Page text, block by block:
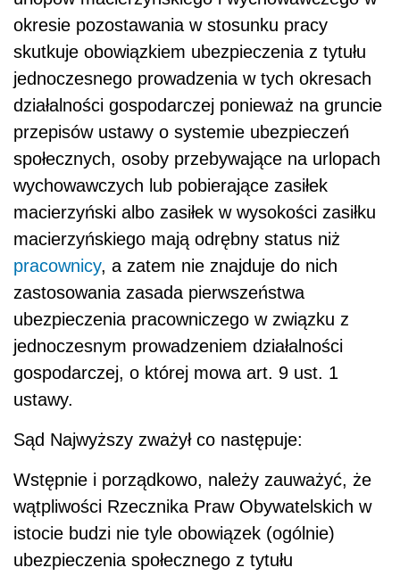
okresie pozostawania w stosunku pracy
skutkuje obowiązkiem ubezpieczenia z tytułu
jednoczesnego prowadzenia w tych okresach
działalności gospodarczej ponieważ na gruncie
przepisów ustawy o systemie ubezpieczeń
społecznych, osoby przebywające na urlopach
wychowawczych lub pobierające zasiłek
macierzyński albo zasiłek w wysokości zasiłku
macierzyńskiego mają odrębny status niż
pracownicy, a zatem nie znajduje do nich
zastosowania zasada pierwszeństwa
ubezpieczenia pracowniczego w związku z
jednoczesnym prowadzeniem działalności
gospodarczej, o której mowa art. 9 ust. 1
ustawy.
Sąd Najwyższy zważył co następuje:
Wstępnie i porządkowo, należy zauważyć, że
wątpliwości Rzecznika Praw Obywatelskich w
istocie budzi nie tyle obowiązek (ogólnie)
ubezpieczenia społecznego z tytułu